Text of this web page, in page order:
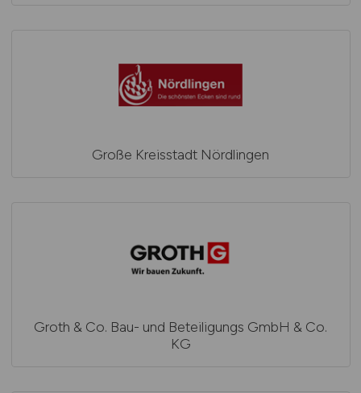
Große Kreisstadt Nördlingen
Groth & Co. Bau- und Beteiligungs GmbH & Co.
KG